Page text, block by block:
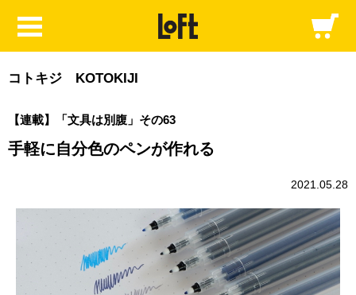
コトキジ KOTOKIJI
【連載】「文具は別腹」その63
手軽に自分色のペンが作れる
2021.05.28